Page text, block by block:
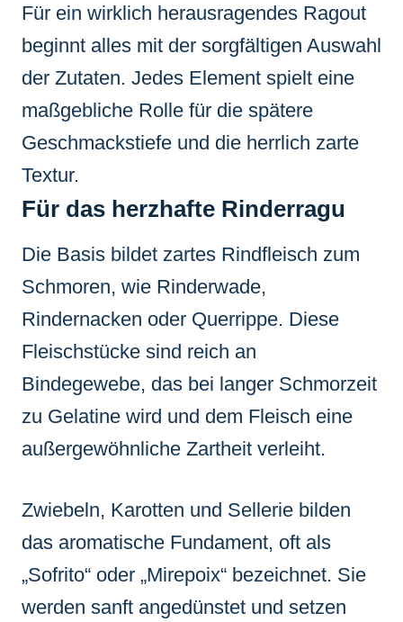
Für ein wirklich herausragendes Ragout
beginnt alles mit der sorgfältigen Auswahl
der Zutaten. Jedes Element spielt eine
maßgebliche Rolle für die spätere
Geschmackstiefe und die herrlich zarte
Textur.
Für das herzhafte Rinderragu
Die Basis bildet zartes Rindfleisch zum
Schmoren, wie Rinderwade,
Rindernacken oder Querrippe. Diese
Fleischstücke sind reich an
Bindegewebe, das bei langer Schmorzeit
zu Gelatine wird und dem Fleisch eine
außergewöhnliche Zartheit verleiht.
Zwiebeln, Karotten und Sellerie bilden
das aromatische Fundament, oft als
„Sofrito“ oder „Mirepoix“ bezeichnet. Sie
werden sanft angedünstet und setzen